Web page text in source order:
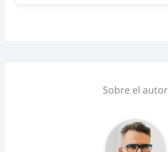
Sobre el autor